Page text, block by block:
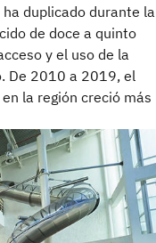
ha duplicado durante la
de doce a quinto
y el uso de la
De 2010 a 2019, el
la región creció más